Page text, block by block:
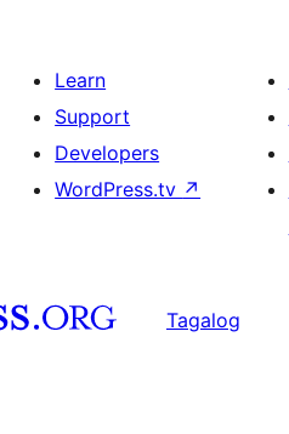
Learn
Support
Developers
WordPress.tv ↗
Tagalog